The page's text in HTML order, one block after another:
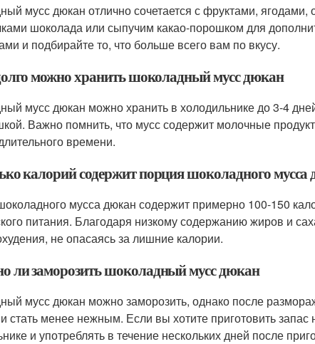
мусс дюкан отлично сочетается с фруктами,
шоколада или сыпучим какао-порошком для
и подбирайте то, что больше всего вам по вкусу.
можно хранить шоколадный мусс дюкан
мусс дюкан можно хранить в холодильнике до 3-4
Важно помнить, что мусс содержит молочные
времени.
калорий содержит порция шоколадного мусса
мусса дюкан содержит примерно 100-150
питания. Благодаря низкому содержанию жиров и
не опасаясь за лишние калории.
ли заморозить шоколадный мусс дюкан
мусс дюкан можно заморозить, однако после
и стать менее нежным. Если вы хотите приготовить
и употреблять в течение нескольких дней после